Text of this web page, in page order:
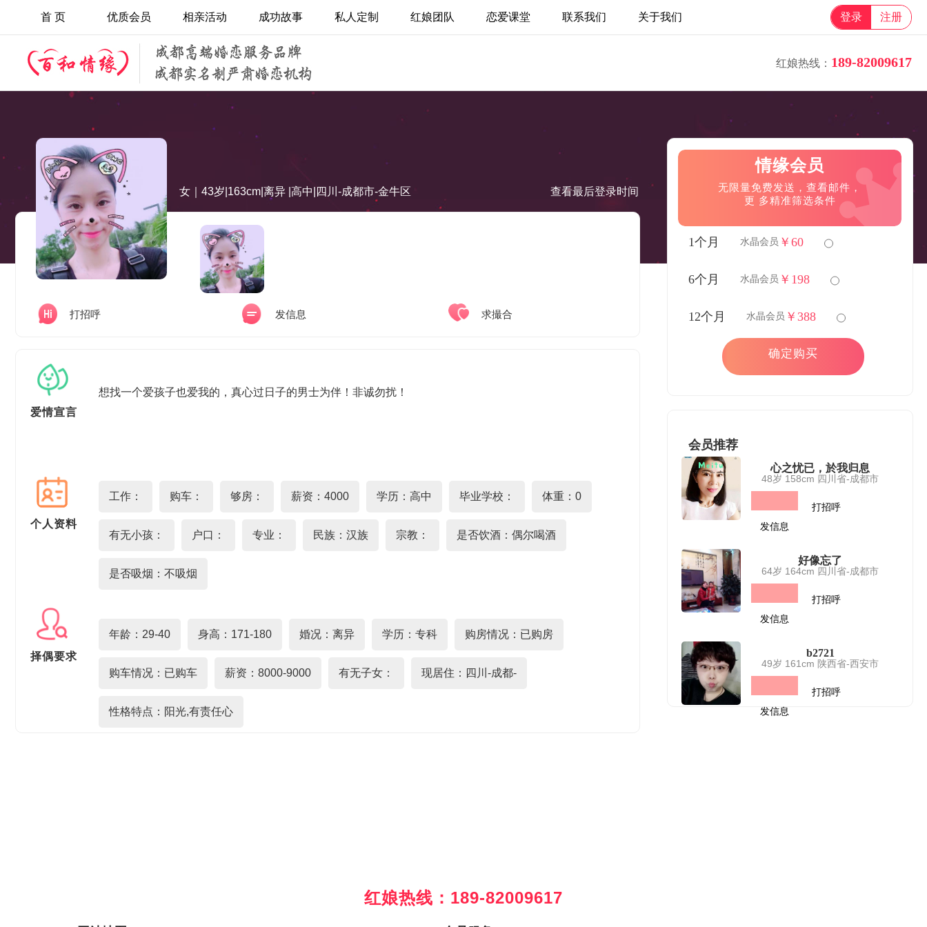
首 页 优质会员 相亲活动 成功故事 私人定制 红娘团队 恋爱课堂 联系我们 关于我们 登录 注册
红娘热线： 189-82009617
女｜43岁|163cm|离异 |高中|四川-成都市-金牛区 查看最后登录时间
打招呼 发信息 求撮合
爱情宣言
个人资料
择偶要求
想找一个爱孩子也爱我的，真心过日子的男士为伴！非诚勿扰！
工作： 购车： 够房： 薪资：4000 学历：高中 毕业学校： 体重：0
有无小孩： 户口： 专业： 民族：汉族 宗教： 是否饮酒：偶尔喝酒
是否吸烟：不吸烟
年龄：29-40 身高：171-180 婚况：离异 学历：专科 购房情况：已购房
购车情况：已购车 薪资：8000-9000 有无子女： 现居住：四川-成都-
性格特点：阳光,有责任心
情缘会员
无限量免费发送，查看邮件，
更 多精准筛选条件
1个月 水晶会员 ￥60
6个月 水晶会员 ￥198
12个月 水晶会员 ￥388
确定购买
会员推荐
心之忧已，於我归息
48岁 158cm 四川省-成都市
打招呼
发信息
好像忘了
64岁 164cm 四川省-成都市
打招呼
发信息
b2721
49岁 161cm 陕西省-西安市
打招呼
发信息
红娘热线：189-82009617